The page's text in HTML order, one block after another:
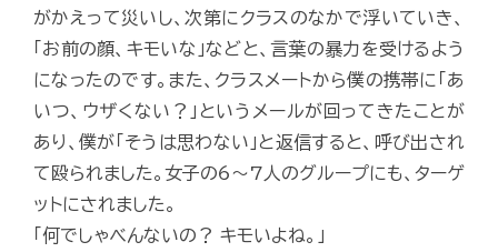
がかえって災いし、次第にクラスのなかで浮いていき、
「お前の顔、キモいな」などと、言葉の暴力を受けるよう
になったのです。また、クラスメートから僕の携帯に「あ
いつ、ウザくない？」というメールが回ってきたことが
あり、僕が「そうは思わない」と返信すると、呼び出され
て殴られました。女子の6～7人のグループにも、ターゲ
ットにされました。
「何でしゃべんないの？ キモいよね。」